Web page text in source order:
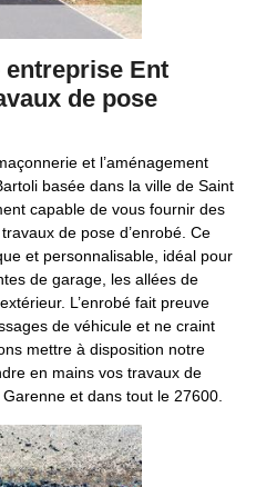
entreprise Ent
de pose
et l’aménagement
basée dans la ville de Saint
capable de vous fournir des
de pose d’enrobé. Ce
et personnalisable, idéal pour
de garage, les allées de
L’enrobé fait preuve
de véhicule et ne craint
mettre à disposition notre
en mains vos travaux de
et dans tout le 27600.